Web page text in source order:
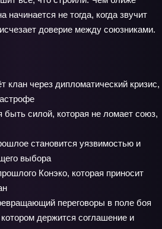
начинается не тогда, когда звучит
доверие между союзниками.
клан через дипломатический кризис,
силой, которая не ломает союз,
становится уязвимостью и
выбора
Конэко, которая приносит
переговоры в поле боя
держится соглашение и